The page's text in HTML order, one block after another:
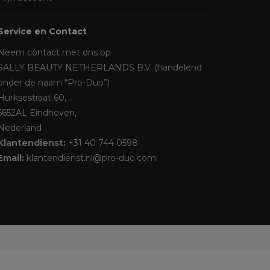
en Contact
contact met ons op
BEAUTY NETHERLANDS B.V. (handelend
de naam “Pro-Duo”)
60,
Eindhoven,
+31 40 744 0598
klantendienst.nl@pro-duo.com